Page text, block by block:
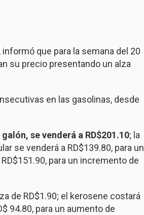
que para la semana del 20
su precio presentando un alza
en las gasolinas, desde
se venderá a RD$201.10; la
se venderá a RD$139.80, para un
para un incremento de
de RD$1.90; el kerosene costará
94.80, para un aumento de